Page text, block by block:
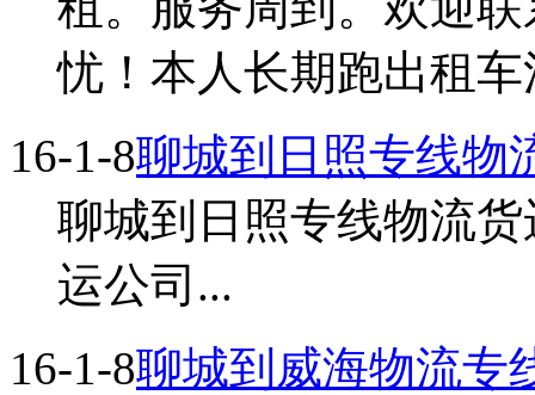
忧！本人长期跑出租
16-1-8聊城到日照专线物
聊城到日照专线物流
运公司...
16-1-8聊城到威海物流专